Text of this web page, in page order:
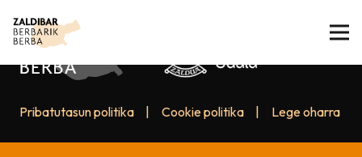
Pribatutasun politika Cookie politika Lege oharra